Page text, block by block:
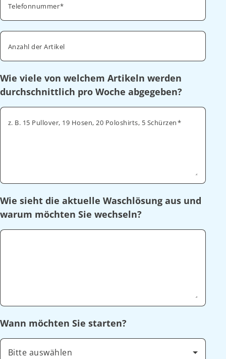
Telefonnummer
Anzahl der Artikel
Wie viele von welchem Artikeln werden
durchschnittlich pro Woche abgegeben?
z. B. 15 Pullover, 19 Hosen, 20 Poloshirts, 5 Schürzen
Wie sieht die aktuelle Waschlösung aus und
warum möchten Sie wechseln?
Wann möchten Sie starten?
Bitte auswählen